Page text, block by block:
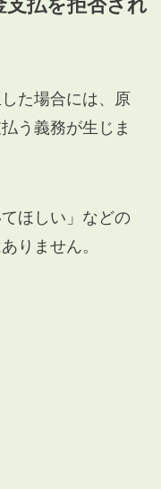
支払を拒否され
た場合には、原
う義務が生じま
ほしい」などの
りません。